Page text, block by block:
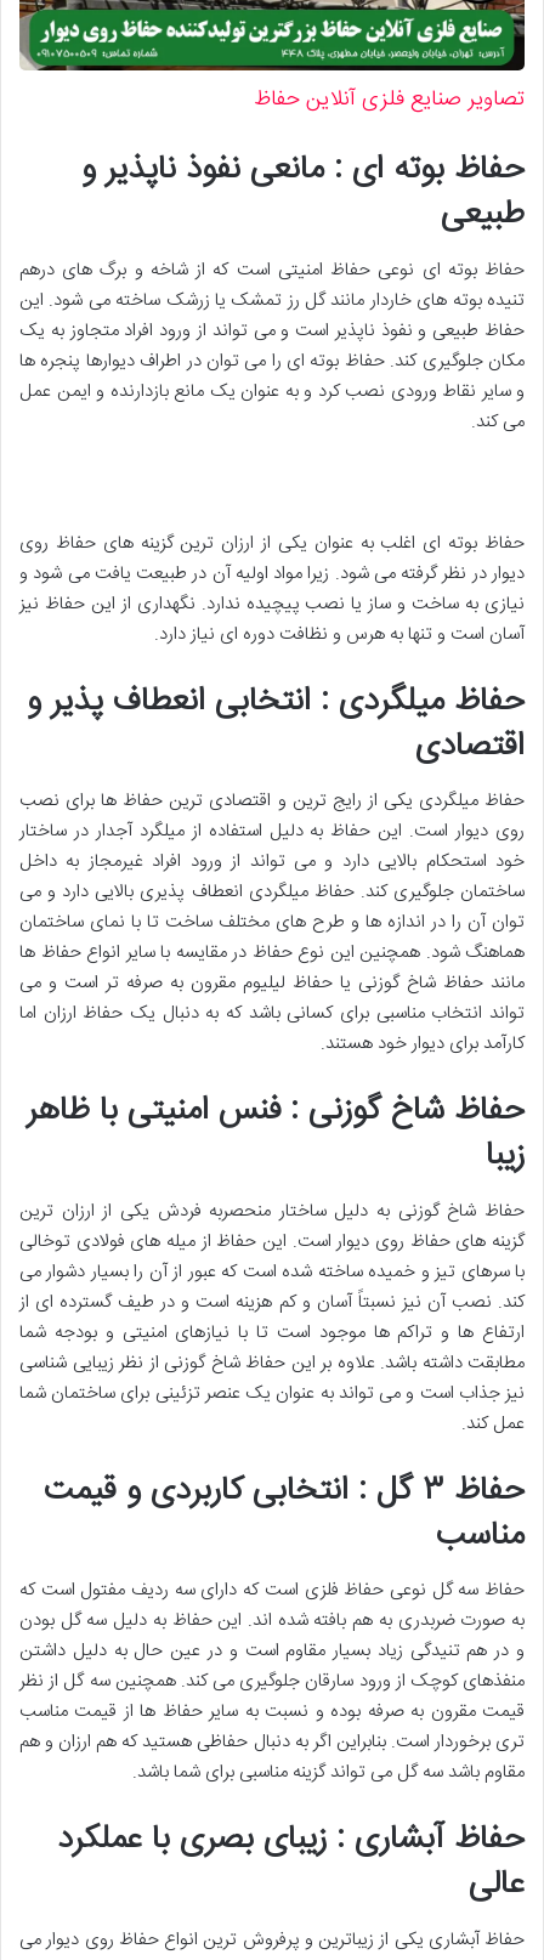
تصاویر صنایع فلزی آنلاین حفاظ
حفاظ بوته ای : مانعی نفوذ ناپذیر و
طبیعی
حفاظ بوته ای نوعی حفاظ امنیتی است که از شاخه و برگ های درهم
تنیده بوته های خاردار مانند گل رز تمشک یا زرشک ساخته می شود. این
حفاظ طبیعی و نفوذ ناپذیر است و می تواند از ورود افراد متجاوز به یک
مکان جلوگیری کند. حفاظ بوته ای را می توان در اطراف دیوارها پنجره ها
و سایر نقاط ورودی نصب کرد و به عنوان یک مانع بازدارنده و ایمن عمل
می کند.
حفاظ بوته ای اغلب به عنوان یکی از ارزان ترین گزینه های حفاظ روی
دیوار در نظر گرفته می شود. زیرا مواد اولیه آن در طبیعت یافت می شود و
نیازی به ساخت و ساز یا نصب پیچیده ندارد. نگهداری از این حفاظ نیز
آسان است و تنها به هرس و نظافت دوره ای نیاز دارد.
حفاظ میلگردی : انتخابی انعطاف پذیر و
اقتصادی
حفاظ میلگردی یکی از رایج ترین و اقتصادی ترین حفاظ ها برای نصب
روی دیوار است. این حفاظ به دلیل استفاده از میلگرد آجدار در ساختار
خود استحکام بالایی دارد و می تواند از ورود افراد غیرمجاز به داخل
ساختمان جلوگیری کند. حفاظ میلگردی انعطاف پذیری بالایی دارد و می
توان آن را در اندازه ها و طرح های مختلف ساخت تا با نمای ساختمان
هماهنگ شود. همچنین این نوع حفاظ در مقایسه با سایر انواع حفاظ ها
مانند حفاظ شاخ گوزنی یا حفاظ لیلیوم مقرون به صرفه تر است و می
تواند انتخاب مناسبی برای کسانی باشد که به دنبال یک حفاظ ارزان اما
کارآمد برای دیوار خود هستند.
حفاظ شاخ گوزنی : فنس امنیتی با ظاهر
زیبا
حفاظ شاخ گوزنی به دلیل ساختار منحصربه فردش یکی از ارزان ترین
گزینه های حفاظ روی دیوار است. این حفاظ از میله های فولادی توخالی
با سرهای تیز و خمیده ساخته شده است که عبور از آن را بسیار دشوار می
کند. نصب آن نیز نسبتاً آسان و کم هزینه است و در طیف گسترده ای از
ارتفاع ها و تراکم ها موجود است تا با نیازهای امنیتی و بودجه شما
مطابقت داشته باشد. علاوه بر این حفاظ شاخ گوزنی از نظر زیبایی شناسی
نیز جذاب است و می تواند به عنوان یک عنصر تزئینی برای ساختمان شما
عمل کند.
حفاظ ۳ گل : انتخابی کاربردی و قیمت
مناسب
حفاظ سه گل نوعی حفاظ فلزی است که دارای سه ردیف مفتول است که
به صورت ضربدری به هم بافته شده اند. این حفاظ به دلیل سه گل بودن
و در هم تنیدگی زیاد بسیار مقاوم است و در عین حال به دلیل داشتن
منفذهای کوچک از ورود سارقان جلوگیری می کند. همچنین سه گل از نظر
قیمت مقرون به صرفه بوده و نسبت به سایر حفاظ ها از قیمت مناسب
تری برخوردار است. بنابراین اگر به دنبال حفاظی هستید که هم ارزان و هم
مقاوم باشد سه گل می تواند گزینه مناسبی برای شما باشد.
حفاظ آبشاری : زیبای بصری با عملکرد
عالی
حفاظ آبشاری یکی از زیباترین و پرفروش ترین انواع حفاظ روی دیوار می